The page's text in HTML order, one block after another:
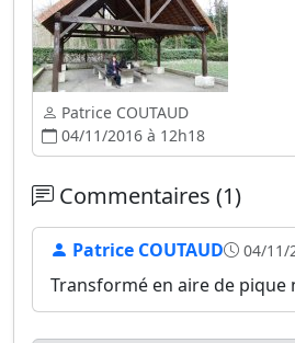
Patrice COUTAUD
04/11/2016 à 12h18
Commentaires (1)
Patrice COUTAUD 04/11/
Transformé en aire de pique